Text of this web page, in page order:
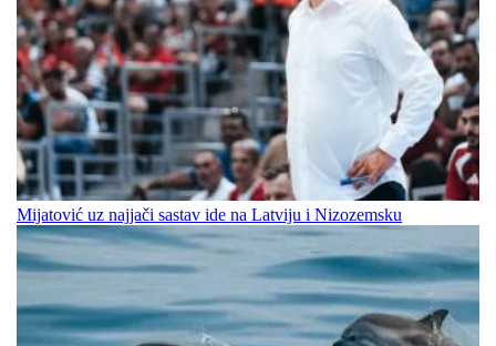
Mijatović uz najjači sastav ide na Latviju i Nizozemsku